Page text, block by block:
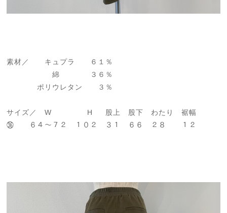
素材／ キュプラ ６１％
綿 ３６％
ポリウレタン ３％
サイズ／ W H 股上 股下 わたり 裾幅
㊱ ６４～７２ １０２ ３１ ６６ ２８ １２